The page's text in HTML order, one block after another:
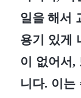
일을 해서
용기 있게
이 없어서,
니다. 이는